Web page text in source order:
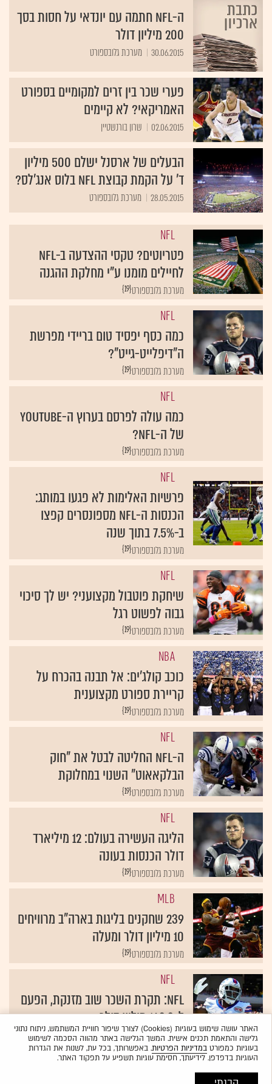
ה-NFL חתמה עם יונדאי על חסות בסך
200 מיליון דולר
30.06.2015 מערכת גלובספורט
פערי שכר בין זרים למקומיים בספורט
האמריקאי? לא קיימים
02.06.2015 שרון בורנשטיין
הבעלים של ארסנל ישלם 500 מיליון
ד' על הקמת קבוצת NFL בלוס אנג'לס?
28.05.2015 מערכת גלובספורט
NFL
פטריוטים? טקסי ההצדעה ב-NFL
לחיילים מומנו ע"י מחלקת ההגנה
{19}מערכת גלובספורט
NFL
כמה כסף יפסיד טום בריידי מפרשת
ה"דיפלייט-גייט"?
{19}מערכת גלובספורט
NFL
כמה עולה לפרסם בערוץ ה-YouTube
של ה-NFL?
{19}מערכת גלובספורט
NFL
פרשיות האלימות לא פגעו במותג:
הכנסות ה-NFL מספונסרים קפצו
ב-7.5% בתוך שנה
{19}מערכת גלובספורט
NFL
שיחקת פוטבול מקצועני? יש לך סיכוי
גבוה לפשוט רגל
{19}מערכת גלובספורט
NBA
כוכב קולג'ים: אל תבנה בהכרח על
קריירת ספורט מקצוענית
{19}מערכת גלובספורט
NFL
ה-NFL החליטה לבטל את "חוק
הבלקאאוט" השנוי במחלוקת
{19}מערכת גלובספורט
NFL
הליגה העשירה בעולם: 12 מיליארד
דולר הכנסות בעונה
{19}מערכת גלובספורט
MLB
239 שחקנים בליגות בארה"ב מרוויחים
10 מיליון דולר ומעלה
{19}מערכת גלובספורט
NFL
NFL: תקרת השכר שוב מזנקת, הפעם
ל-143.3 מיליון דולר
{19}טל וולק
האתר עושה שימוש בעוגיות (Cookies) לצורך שיפור חוויית המשתמש, ניתוח נתוני
גלישה והתאמת תכנים אישית. המשך הגלישה באתר מהווה הסכמה לשימוש
בעוגיות כמפורטבמדיניות הפרטיות. באפשרותך, בכל עת, לשנות את הגדרות
העוגיות בדפדפן. לידיעתך, חסימת עוגיות תשפיע על תפקוד האתר.